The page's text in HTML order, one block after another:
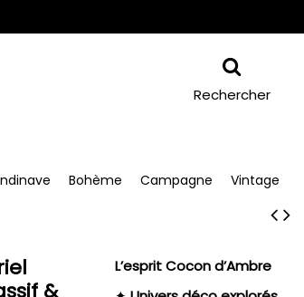
Rechercher
Bohème Campagne Vintage
&
L’esprit Cocon d’Ambre